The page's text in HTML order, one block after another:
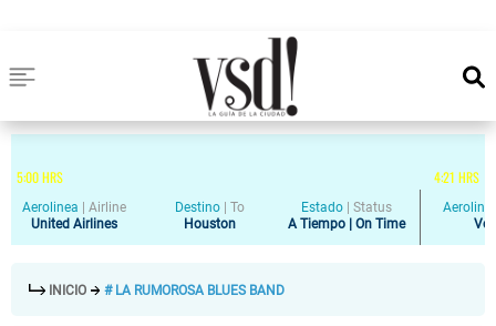
5:00HRS 4:21 HRS
Aerolinea
Airline
United Airlines
Destino
To
Houston
Estado
Status
A Tiempo | On Time
INICIO # LA RUMOROSA BLUES BAND